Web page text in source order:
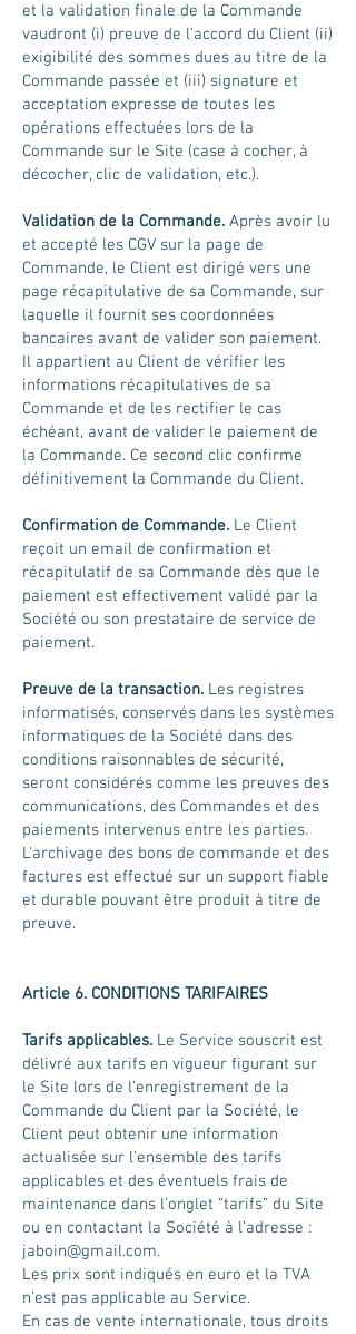
et la validation finale de la Commande
vaudront (i) preuve de l'accord du Client (ii)
exigibilité des sommes dues au titre de la
Commande passée et (iii) signature et
acceptation expresse de toutes les
opérations effectuées lors de la
Commande sur le Site (case à cocher, à
décocher, clic de validation, etc.).
Validation de la Commande. Après avoir lu
et accepté les CGV sur la page de
Commande, le Client est dirigé vers une
page récapitulative de sa Commande, sur
laquelle il fournit ses coordonnées
bancaires avant de valider son paiement.
Il appartient au Client de vérifier les
informations récapitulatives de sa
Commande et de les rectifier le cas
échéant, avant de valider le paiement de
la Commande. Ce second clic confirme
définitivement la Commande du Client.
Confirmation de Commande. Le Client
reçoit un email de confirmation et
récapitulatif de sa Commande dès que le
paiement est effectivement validé par la
Société ou son prestataire de service de
paiement.
Preuve de la transaction. Les registres
informatisés, conservés dans les systèmes
informatiques de la Société dans des
conditions raisonnables de sécurité,
seront considérés comme les preuves des
communications, des Commandes et des
paiements intervenus entre les parties.
L'archivage des bons de commande et des
factures est effectué sur un support fiable
et durable pouvant être produit à titre de
preuve.
Article 6. CONDITIONS TARIFAIRES
Tarifs applicables. Le Service souscrit est
délivré aux tarifs en vigueur figurant sur
le Site lors de l'enregistrement de la
Commande du Client par la Société, le
Client peut obtenir une information
actualisée sur l’ensemble des tarifs
applicables et des éventuels frais de
maintenance dans l’onglet “tarifs” du Site
ou en contactant la Société à l’adresse :
jaboin@gmail.com.
Les prix sont indiqués en euro et la TVA
n’est pas applicable au Service.
En cas de vente internationale, tous droits